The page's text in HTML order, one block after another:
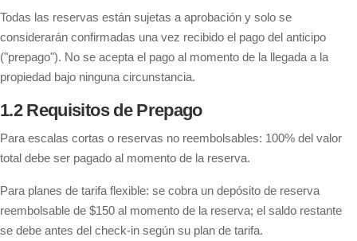
Todas las reservas están sujetas a aprobación y solo se
considerarán confirmadas una vez recibido el pago del anticipo
("prepago"). No se acepta el pago al momento de la llegada a la
propiedad bajo ninguna circunstancia.
1.2 Requisitos de Prepago
Para escalas cortas o reservas no reembolsables: 100% del valor
total debe ser pagado al momento de la reserva.
Para planes de tarifa flexible: se cobra un depósito de reserva
reembolsable de $150 al momento de la reserva; el saldo restante
se debe antes del check-in según su plan de tarifa.